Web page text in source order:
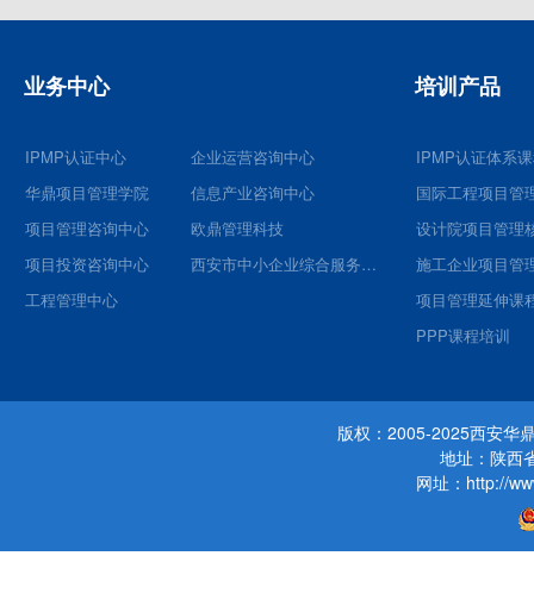
业务中心
IPMP认证中心
华鼎项目管理学院
项目管理咨询中心
项目投资咨询中心
工程管理中心
企业运营咨询中心
信息产业咨询中心
欧鼎管理科技
西安市中小企业综合服务平台
培训产品
IPMP认证体系
国际工程项目管
施工企业项目管
项目管理延伸课
PPP课程培训
版权：2005-2025西安华
地址：陕西
网址：http://